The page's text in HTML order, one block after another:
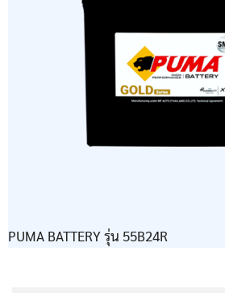
PUMA BATTERY รุ่น 55B24R